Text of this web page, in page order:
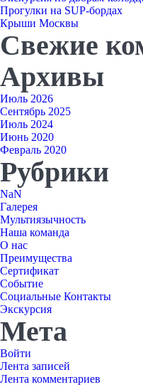
Прогулки на SUP-бордах
Крыши Москвы
Свежие
Архивы
Июль 2026
Сентябрь 2025
Июль 2024
Июнь 2020
Февраль 2020
Рубрики
NaN
Галерея
Мультиязычность
Наша команда
О нас
Преимущества
Сертификат
Событие
Социальные Контакты
Экскурсия
Мета
Войти
Лента записей
Лента комментариев